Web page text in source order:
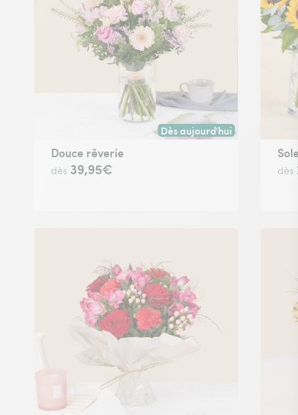
Dès aujourd'hui
Livraison dès aujourd'hui
Douce rêverie
dès 39,95€ dès